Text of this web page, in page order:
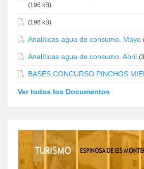
(196 kB)
(196 kB)
Analíticas agua de consumo. Mayo
Analíticas agua de consumo. Abril
BASES CONCURSO PINCHOS
Ver todos los Documentos